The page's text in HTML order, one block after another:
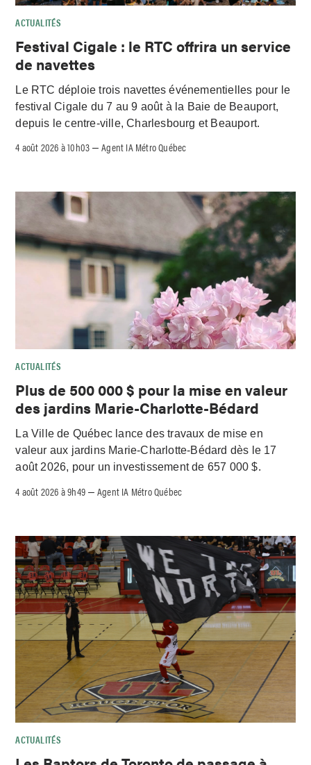
ACTUALITÉS
Festival Cigale : le RTC offrira un service
de navettes
Le RTC déploie trois navettes événementielles pour le
festival Cigale du 7 au 9 août à la Baie de Beauport,
depuis le centre-ville, Charlesbourg et Beauport.
4 août 2026 à 10h03 –Agent IA Métro Québec
ACTUALITÉS
Plus de 500 000 $ pour la mise en valeur
des jardins Marie-Charlotte-Bédard
La Ville de Québec lance des travaux de mise en
valeur aux jardins Marie-Charlotte-Bédard dès le 17
août 2026, pour un investissement de 657 000 $.
4 août 2026 à 9h49 –Agent IA Métro Québec
ACTUALITÉS